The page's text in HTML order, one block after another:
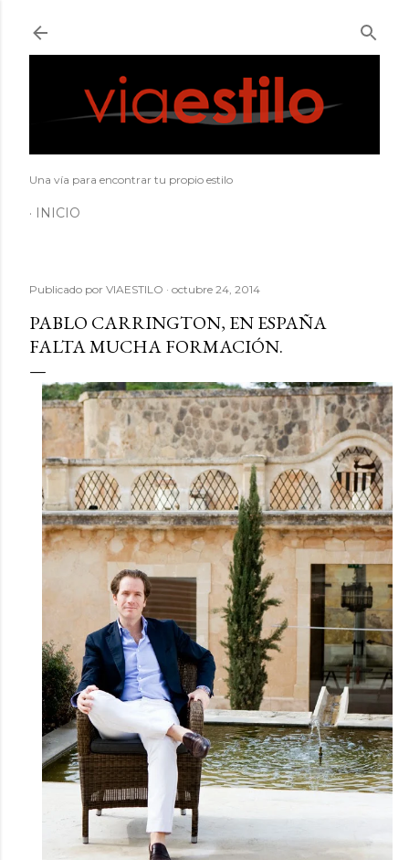
Una vía para encontrar tu propio estilo
INICIO
Publicado por VIAESTILO octubre 24, 2014
PABLO CARRINGTON, EN ESPAÑA
FALTA MUCHA FORMACIÓN.